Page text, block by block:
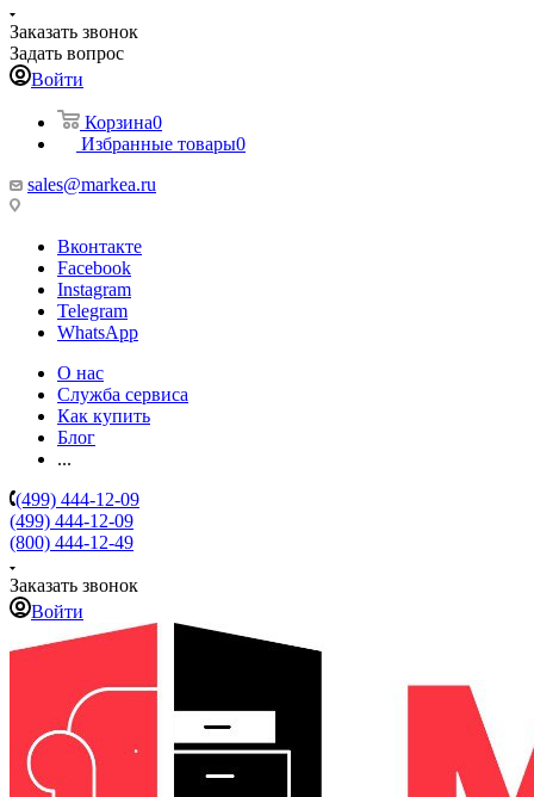
Заказать звонок
Задать вопрос
Войти
Корзина0
Избранные товары0
sales@markea.ru
Вконтакте
Facebook
Instagram
Telegram
WhatsApp
О нас
Служба сервиса
Как купить
Блог
...
(499) 444-12-09
(499) 444-12-09
(800) 444-12-49
Заказать звонок
Войти